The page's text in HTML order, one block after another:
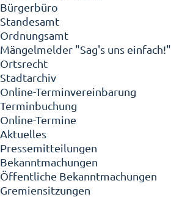
Bürgerbüro
Standesamt
Ordnungsamt
Mängelmelder "Sag's uns einfach!"
Ortsrecht
Stadtarchiv
Online-Terminvereinbarung
Terminbuchung
Online-Termine
Aktuelles
Pressemitteilungen
Bekanntmachungen
Öffentliche Bekanntmachungen
Gremiensitzungen